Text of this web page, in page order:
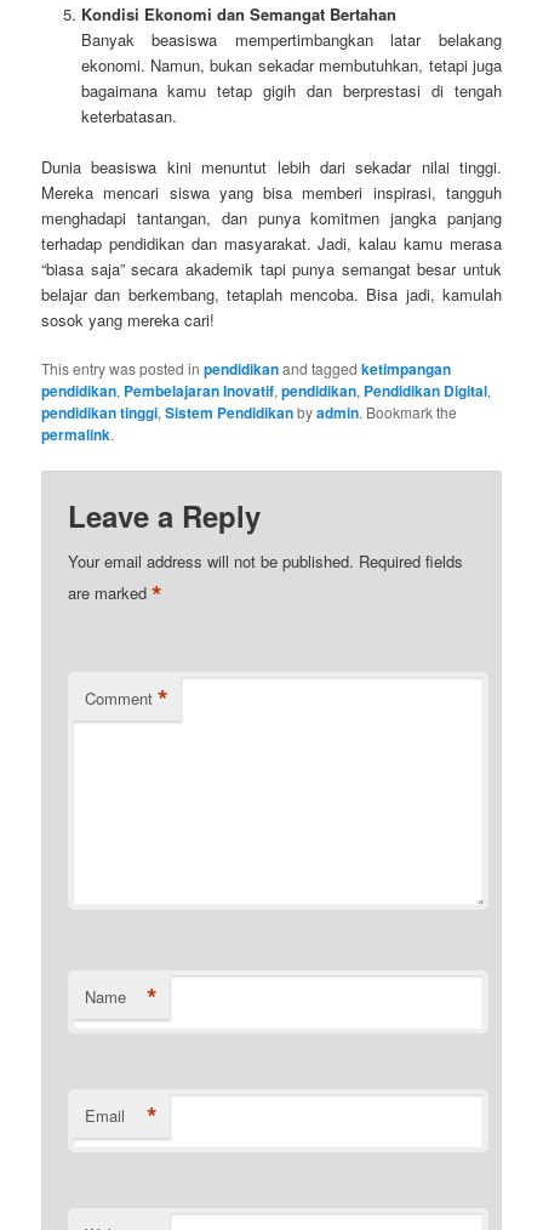
Kondisi Ekonomi dan Semangat Bertahan
Banyak beasiswa mempertimbangkan latar belakang
ekonomi. Namun, bukan sekadar membutuhkan, tetapi juga
bagaimana kamu tetap gigih dan berprestasi di tengah
keterbatasan.
Dunia beasiswa kini menuntut lebih dari sekadar nilai tinggi.
Mereka mencari siswa yang bisa memberi inspirasi, tangguh
menghadapi tantangan, dan punya komitmen jangka panjang
terhadap pendidikan dan masyarakat. Jadi, kalau kamu merasa
“biasa saja” secara akademik tapi punya semangat besar untuk
belajar dan berkembang, tetaplah mencoba. Bisa jadi, kamulah
sosok yang mereka cari!
This entry was posted inpendidikanand taggedketimpangan
pendidikan, Pembelajaran Inovatif,pendidikan, Pendidikan Digital,
pendidikan tinggi,Sistem Pendidikanbyadmin. Bookmark the
permalink.
Leave a Reply
Your email address will not be published. Required fields
are marked*
Comment *
Name *
Email *